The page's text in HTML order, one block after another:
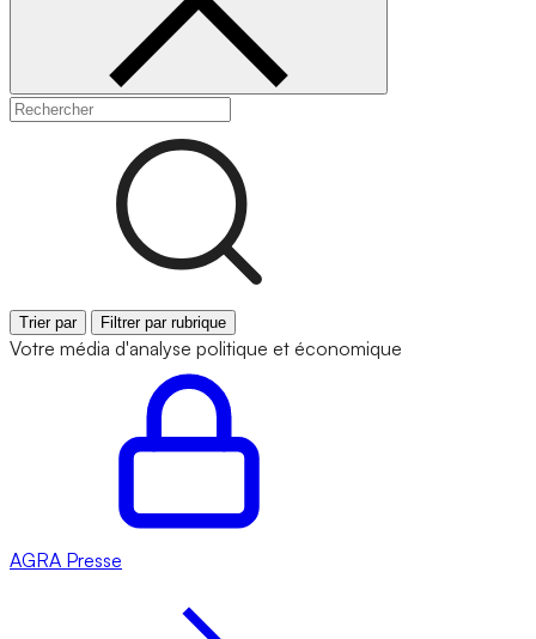
Trier par Filtrer par rubrique
Votre média d'analyse politique et économique
AGRA Presse